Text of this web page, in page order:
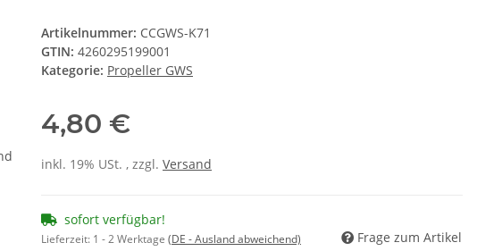
Artikelnummer: CCGWS-K71
GTIN: 4260295199001
Kategorie: Propeller GWS
4,80 €
inkl. 19% USt. , zzgl. Versand
sofort verfügbar!
Lieferzeit: 1 - 2 Werktage (DE - Ausland abweichend) Frage zum Artikel